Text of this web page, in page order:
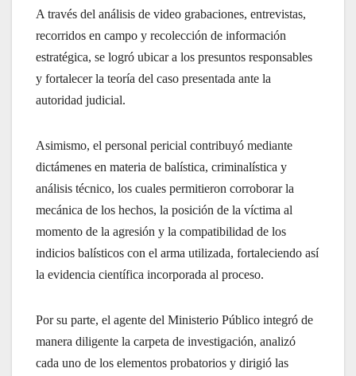
A través del análisis de video grabaciones, entrevistas,
recorridos en campo y recolección de información
estratégica, se logró ubicar a los presuntos responsables
y fortalecer la teoría del caso presentada ante la
autoridad judicial.
Asimismo, el personal pericial contribuyó mediante
dictámenes en materia de balística, criminalística y
análisis técnico, los cuales permitieron corroborar la
mecánica de los hechos, la posición de la víctima al
momento de la agresión y la compatibilidad de los
indicios balísticos con el arma utilizada, fortaleciendo así
la evidencia científica incorporada al proceso.
Por su parte, el agente del Ministerio Público integró de
manera diligente la carpeta de investigación, analizó
cada uno de los elementos probatorios y dirigió las